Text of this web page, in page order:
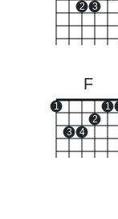
2 3
F
1
3 4
2
1